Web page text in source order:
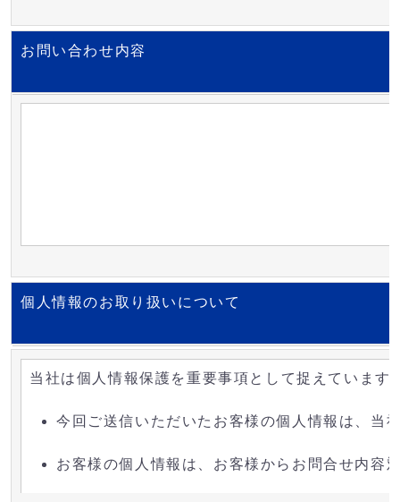
お問い合わせ内容
個人情報のお取り扱いについて
当社は個人情報保護を重要事項として捉えていま
今回ご送信いただいたお客様の個人情報は、当
お客様の個人情報は、お客様からお問合せ内容